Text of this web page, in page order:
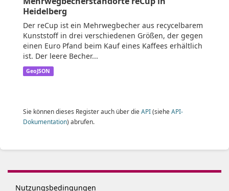
Heidelberg
Der reCup ist ein Mehrwegbecher aus recycelbarem
Kunststoff in drei verschiedenen Größen, der gegen
einen Euro Pfand beim Kauf eines Kaffees erhältlich
ist. Der leere Becher...
GeoJSON
Sie können dieses Register auch über die API(siehe API-
Dokumentation) abrufen.
Nutzungsbedingungen